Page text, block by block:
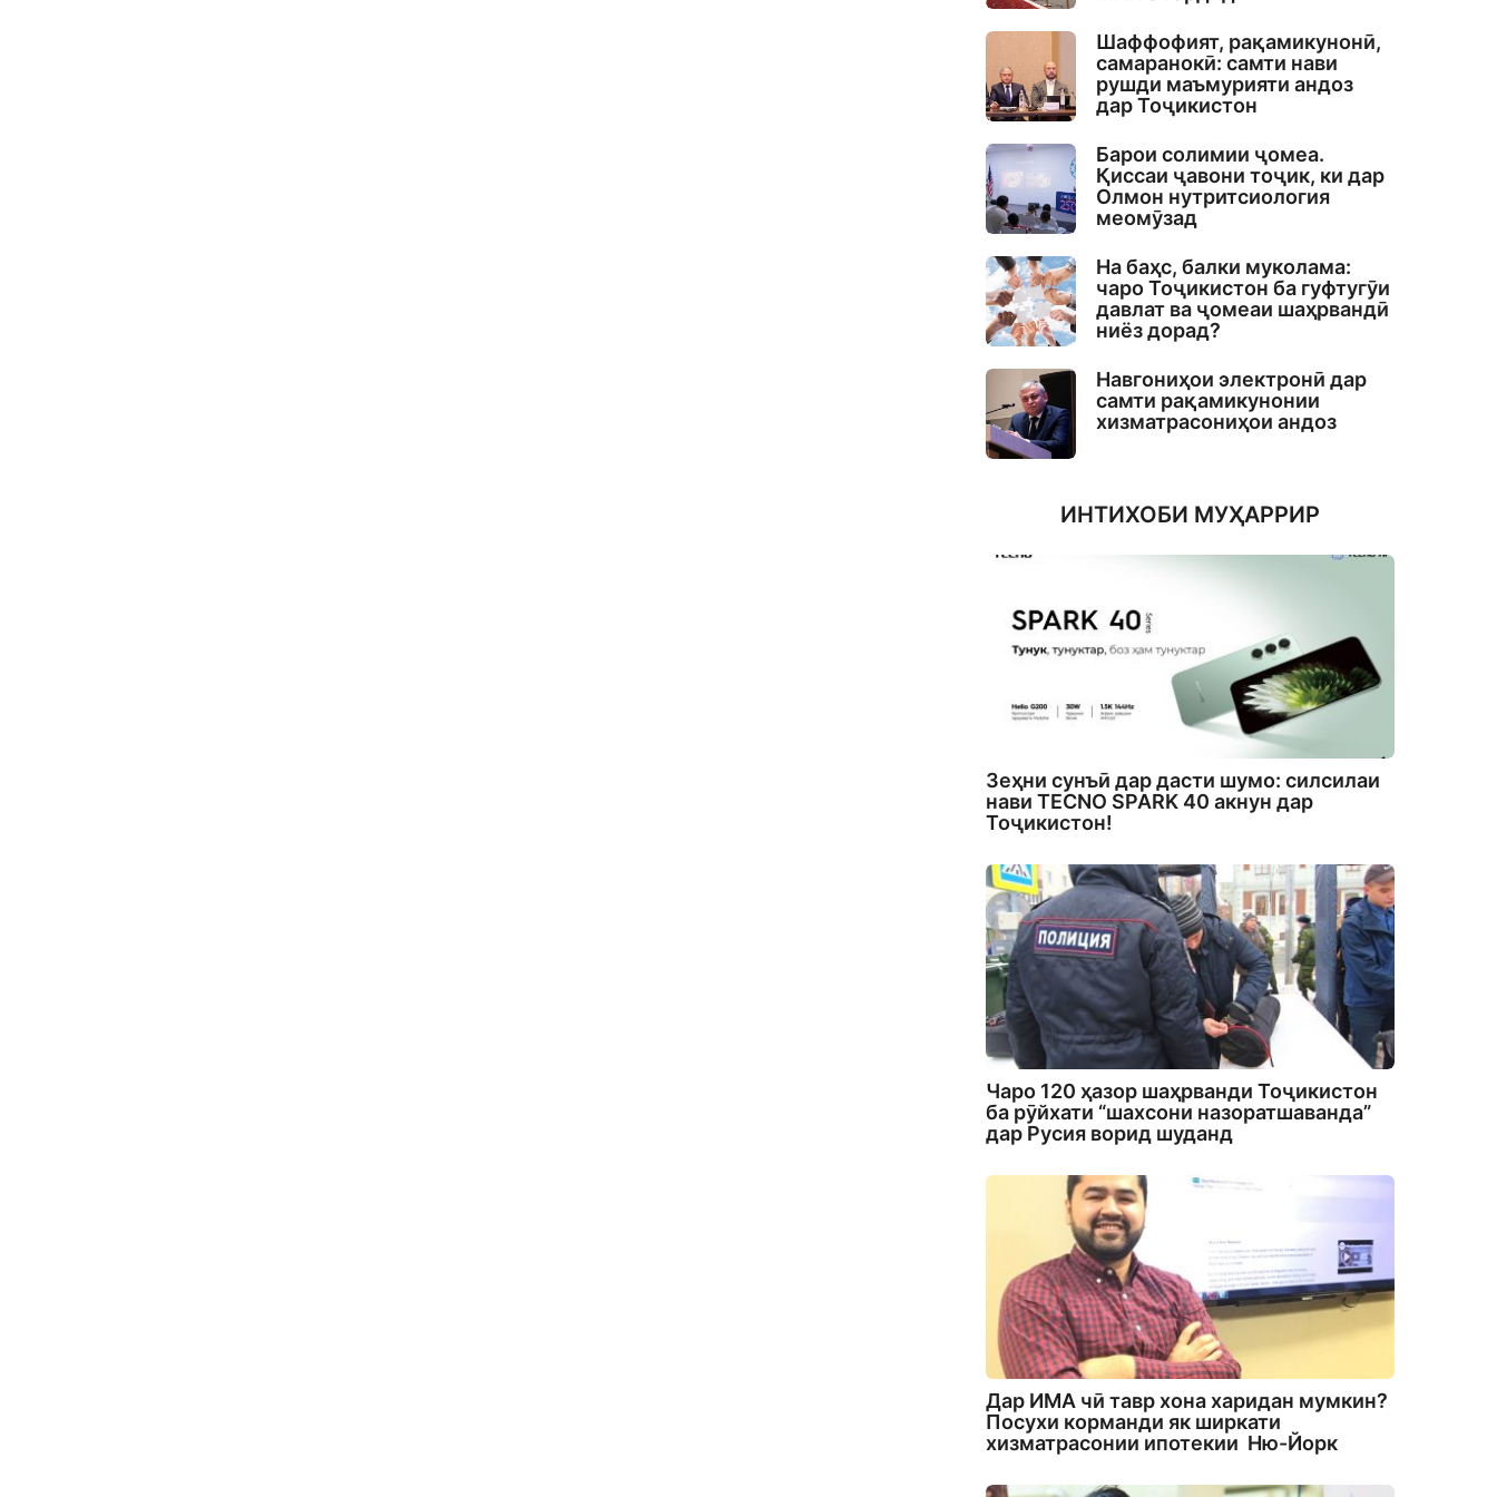
Шаффофият, рақамикунонӣ,
самаранокӣ: самти нави
рушди маъмурияти андоз
дар Тоҷикистон
Барои солимии ҷомеа.
Қиссаи ҷавони тоҷик, ки дар
Олмон нутритсиология
меомӯзад
На баҳс, балки муколама:
чаро Тоҷикистон ба гуфтугӯи
давлат ва ҷомеаи шаҳрвандӣ
ниёз дорад?
Навгониҳои электронӣ дар
самти рақамикунонии
хизматрасониҳои андоз
ИНТИХОБИ МУҲАРРИР
Зеҳни сунъӣ дар дасти шумо: силсилаи
нави TECNO SPARK 40 акнун дар
Тоҷикистон!
Чаро 120 ҳазор шаҳрванди Тоҷикистон
ба рӯйхати “шахсони назоратшаванда”
дар Русия ворид шуданд
Дар ИМА чӣ тавр хона харидан мумкин?
Посухи корманди як ширкати
хизматрасонии ипотекии Ню-Йорк